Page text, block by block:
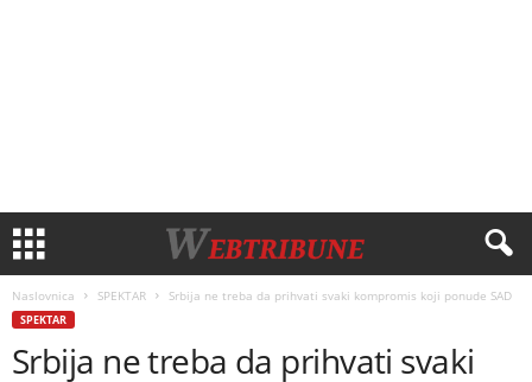
Naslovnica SPEKTAR Srbija ne treba da prihvati svaki kompromis koji ponude SAD
SPEKTAR
Srbija ne treba da prihvati svaki